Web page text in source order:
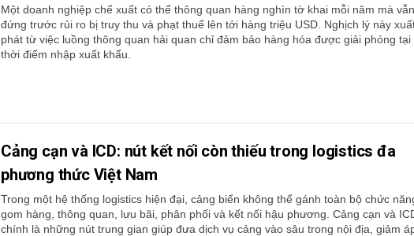
Một doanh nghiệp chế xuất có thể thông quan hàng nghìn tờ khai mỗi năm mà vẫn
đứng trước rủi ro bị truy thu và phạt thuế lên tới hàng triệu USD. Nghịch lý này
phát từ việc luồng thông quan hải quan chỉ đảm bảo hàng hóa được giải phóng tại
thời điểm nhập xuất khẩu.
Cảng cạn và ICD: nút kết nối còn thiếu trong logistics đa
phương thức Việt Nam
Trong một hệ thống logistics hiện đại, cảng biển không thể gánh toàn bộ chức
gom hàng, thông quan, lưu bãi, phân phối và kết nối hậu phương. Cảng cạn và
chính là những nút trung gian giúp đưa dịch vụ cảng vào sâu trong nội địa, giảm